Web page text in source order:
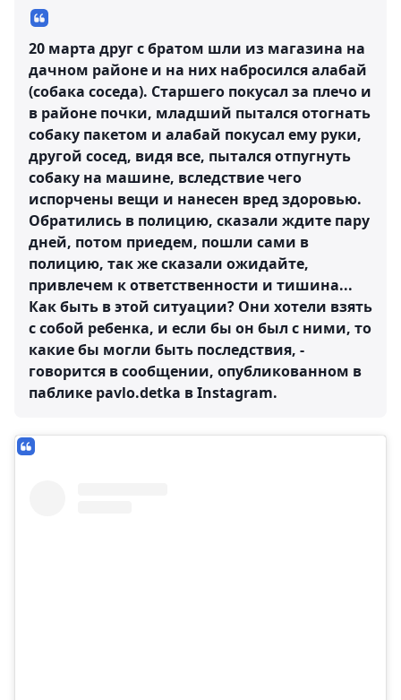
20 марта друг с братом шли из магазина на
дачном районе и на них набросился алабай
(собака соседа). Старшего покусал за плечо и
в районе почки, младший пытался отогнать
собаку пакетом и алабай покусал ему руки,
другой сосед, видя все, пытался отпугнуть
собаку на машине, вследствие чего
испорчены вещи и нанесен вред здоровью.
Обратились в полицию, сказали ждите пару
дней, потом приедем, пошли сами в
полицию, так же сказали ожидайте,
привлечем к ответственности и тишина...
Как быть в этой ситуации? Они хотели взять
с собой ребенка, и если бы он был с ними, то
какие бы могли быть последствия, -
говорится в сообщении, опубликованном в
паблике pavlo.detka в Instagram.